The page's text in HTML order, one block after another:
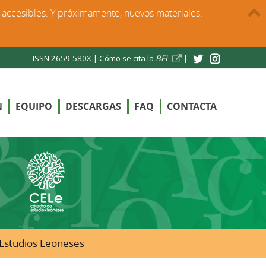
ISSN 2659-580X | Cómo se cita la BEL |
EQUIPO DESCARGAS FAQ CONTACTA
Leoneses
Y próximamente, nuevos materiales.